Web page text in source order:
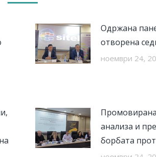
Одржана
отворена
ноември 24,
анализа и
борбата